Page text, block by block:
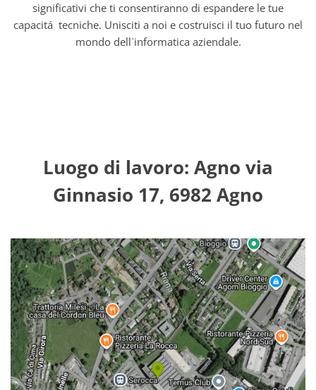
significativi che ti consentiranno di espandere le tue
capacitá tecniche. Unisciti a noi e costruisci il tuo futuro nel
mondo dell`informatica aziendale.
Luogo di lavoro: Agno via
Ginnasio 17, 6982 Agno